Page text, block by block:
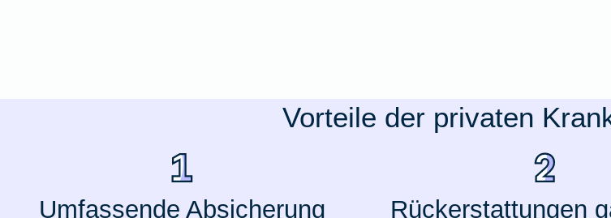
Zur Produktübersicht
Vorteile der privaten
Umfassende Absicherung Rückerstattungen